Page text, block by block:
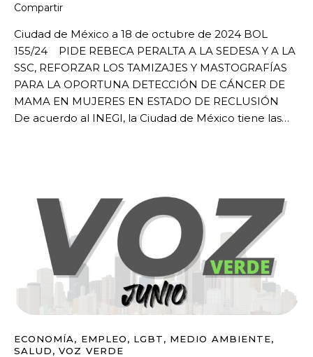
Compartir
Ciudad de México a 18 de octubre de 2024 BOL
155/24 PIDE REBECA PERALTA A LA SEDESA Y A LA
SSC, REFORZAR LOS TAMIZAJES Y MASTOGRAFÍAS
PARA LA OPORTUNA DETECCIÓN DE CÁNCER DE
MAMA EN MUJERES EN ESTADO DE RECLUSIÓN
De acuerdo al INEGI, la Ciudad de México tiene las…
ECONOMÍA, EMPLEO, LGBT, MEDIO AMBIENTE,
SALUD,VOZ VERDE